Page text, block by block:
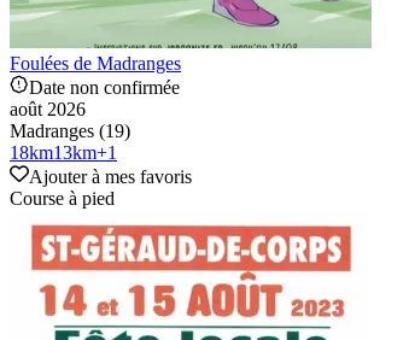
Foulées de Madranges
Date non confirmée
août 2026
Madranges (19)
18km13km+1
Ajouter à mes favoris
Course à pied